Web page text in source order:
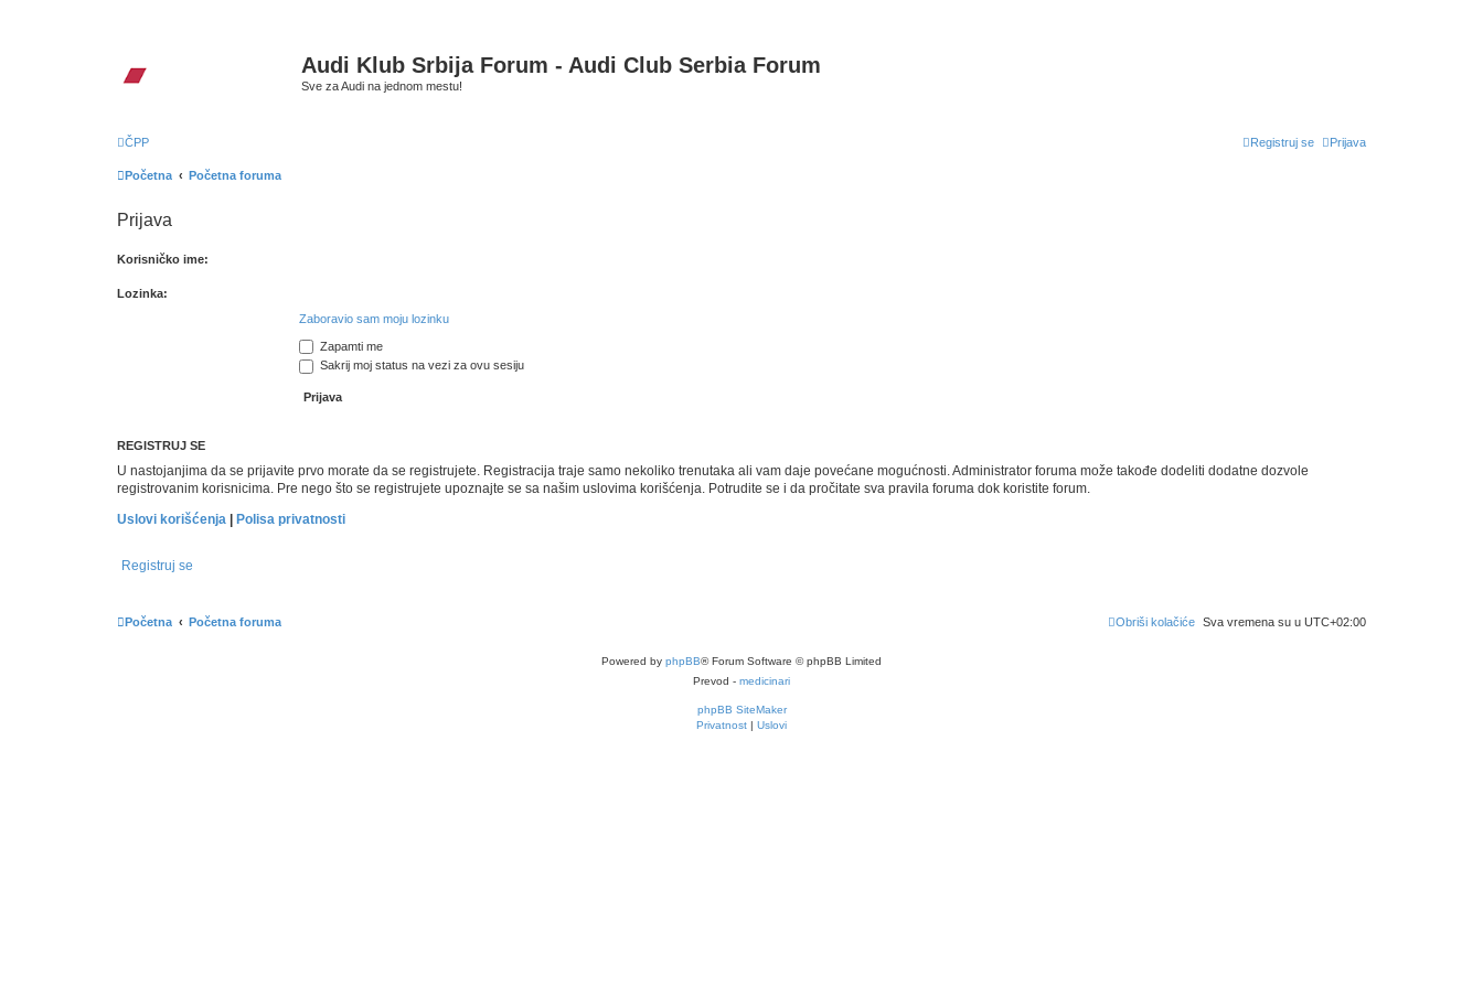
Audi Klub Srbija Forum - Audi Club Serbia Forum
Sve za Audi na jednom mestu!
ČPP Prijava
Registruj se
Početna Početna foruma
Prijava
Korisničko ime:
Lozinka:
Zaboravio sam moju lozinku
Zapamti me
Sakrij moj status na vezi za ovu sesiju
REGISTRUJ SE
U nastojanjima da se prijavite prvo morate da se registrujete. Registracija traje samo nekoliko trenutaka ali vam daje povećane mogućnosti. Administrator foruma može takođe dodeliti dodatne dozvole
registrovanim korisnicima. Pre nego što se registrujete upoznajte se sa našim uslovima korišćenja. Potrudite se i da pročitate sva pravila foruma dok koristite forum.
Uslovi korišćenja
Polisa privatnosti
Registruj se
Početna Početna foruma Sva vremena su u UTC+02:00
Obriši kolačiće
Powered by phpBB® Forum Software © phpBB Limited
Prevod - medicinari
phpBB SiteMaker
Privatnost | Uslovi